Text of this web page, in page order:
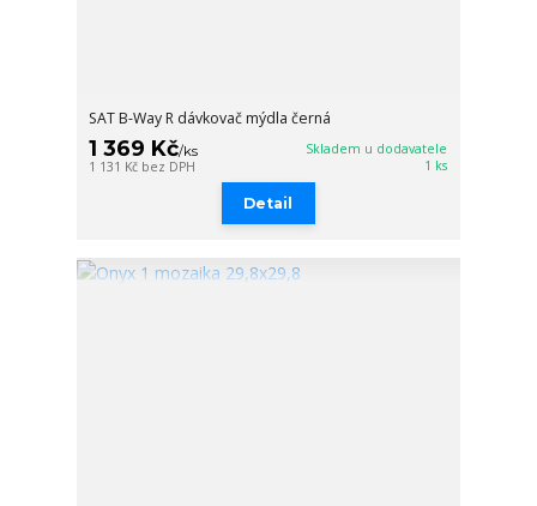
SAT B-Way R dávkovač mýdla černá
1 369 Kč/ks
1 131 Kč bez DPH
Skladem u dodavatele
1 ks
Detail